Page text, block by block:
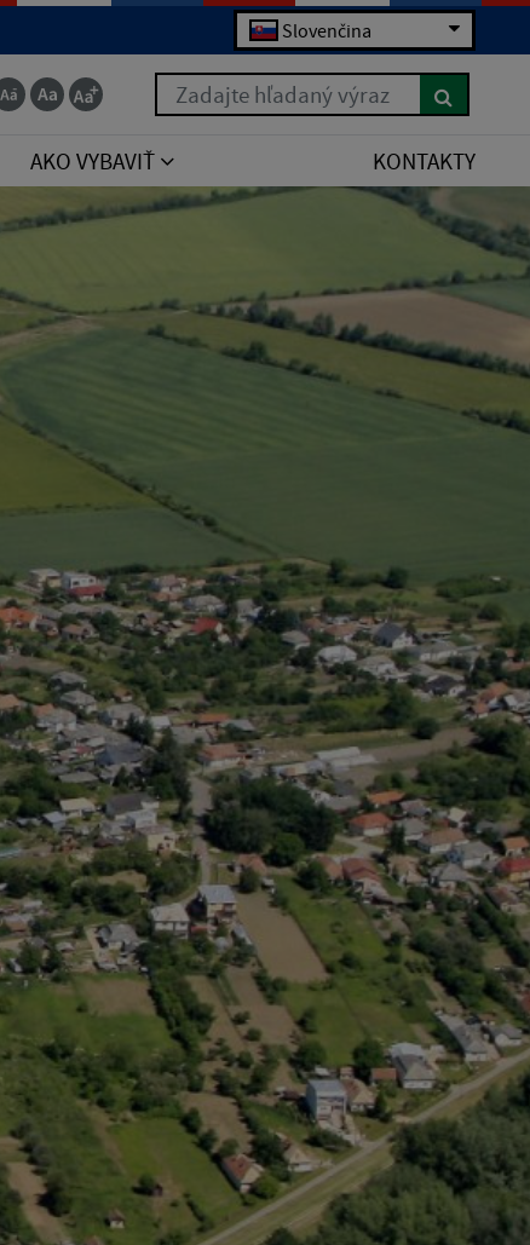
Slovenčina
Zadajte hľadaný výraz
AKO VYBAVIŤ KONTAKTY